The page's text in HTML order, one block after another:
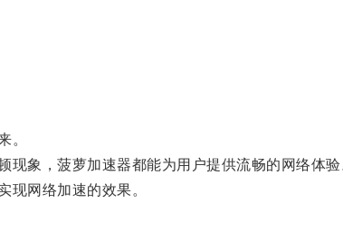
。
象，菠萝加速器都能为用户提供流畅的网络体验
网络加速的效果。